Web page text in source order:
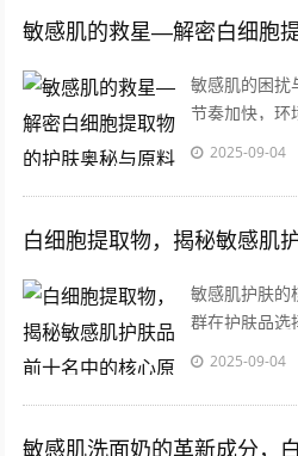
敏感肌的困扰
节奏加快，环
庞大，泛红、
2025-09-04
敏感肌护肤的
群在护肤品选
避免刺激成分
2025-09-04